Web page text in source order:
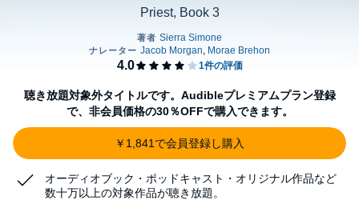
Priest, Book 3
聴き放題対象外タイトルです。Audibleプレミアムプラン登録
で、非会員価格の30％OFFで購入できます。
￥1,841で会員登録し購入
オーディオブック・ポッドキャスト・オリジナル作品など
数十万以上の対象作品が聴き放題。